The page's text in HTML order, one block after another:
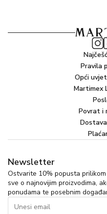
Pravila
Opći
Martimex
Povrat i
Newsletter
Ostvarite 10% popusta
sve o najnovijim proizvodima,
ponudama te posebnim